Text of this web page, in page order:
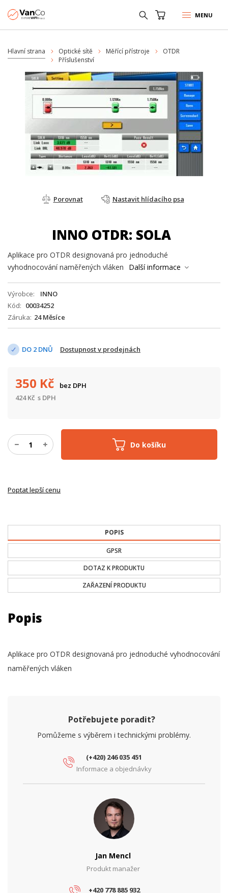
MENU
Hlavní strana Optické sítě Měřící přístroje
OTDR
Příslušenství
Porovnat Nastavit hlídacího psa
INNO OTDR: SOLA
Aplikace pro OTDR designovaná pro jednoduché
vyhodnocování naměřených vláken
Další informace
Výrobce
INNO
Kód
00034252
Záruka 24 Měsíce
DO 2 DNŮ Dostupnost v prodejnách
Do košíku
350 Kč
bez DPH
424Kč s DPH
Poptat lepší cenu
POPIS
GPSR
DOTAZ K PRODUKTU
ZAŘAZENÍ PRODUKTU
Popis
Aplikace pro OTDR designovaná pro jednoduché vyhodnocování
naměřených vláken
Potřebujete poradit?
Pomůžeme s výběrem i technickými problémy.
(+420) 246 035 451
Informace a objednávky
Jan Mencl
Produkt manažer
+420 778 885 932